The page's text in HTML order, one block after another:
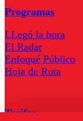
Programas
LLegó la hora
El Radar
Enfoqué Público
Hoja de Ruta
Tarifas